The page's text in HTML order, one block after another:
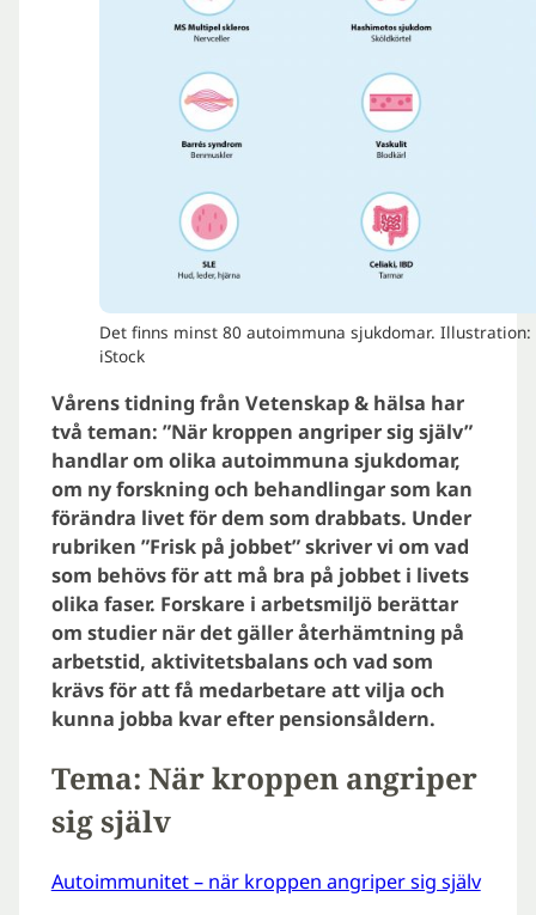
Det finns minst 80 autoimmuna sjukdomar. Illustration:
iStock
Vårens tidning från Vetenskap & hälsa har
två teman: ”När kroppen angriper sig själv”
handlar om olika autoimmuna sjukdomar,
om ny forskning och behandlingar som kan
förändra livet för dem som drabbats. Under
rubriken ”Frisk på jobbet” skriver vi om vad
som behövs för att må bra på jobbet i livets
olika faser. Forskare i arbetsmiljö berättar
om studier när det gäller återhämtning på
arbetstid, aktivitetsbalans och vad som
krävs för att få medarbetare att vilja och
kunna jobba kvar efter pensionsåldern.
Tema: När kroppen angriper
sig själv
Autoimmunitet – när kroppen angriper sig själv